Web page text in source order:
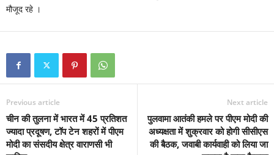
मौजूद रहे ।
Previous article
चीन की तुलना में भारत में 45 प्रतिशत
ज्यादा प्रदूषण, टॉप टेन शहरों में पीएम
मोदी का संसदीय क्षेत्र वाराणसी भी
Next article
पुलवामा आतंकी हमले पर पीएम मोदी की
अध्यक्षता में शुक्रवार को होगी सीसीएस
की बैठक, जवाबी कार्यवाही को लिया जा